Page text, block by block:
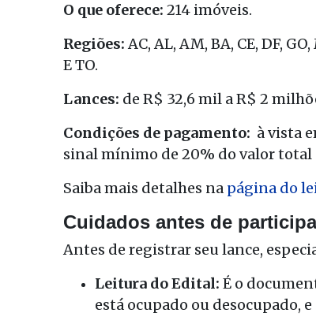
O que oferece: 214 imóveis.
Regiões:AC, AL, AM, BA, CE, DF, GO,
E TO.
Lances: de R$ 32,6 mil a R$ 2
Condições de pagamento: à vista
sinal mínimo de 20% do valor total
Saiba mais detalhes na página do
Cuidados antes de
Antes de registrar seu lance,
Leitura do Edital: É o
está ocupado ou desocupado,